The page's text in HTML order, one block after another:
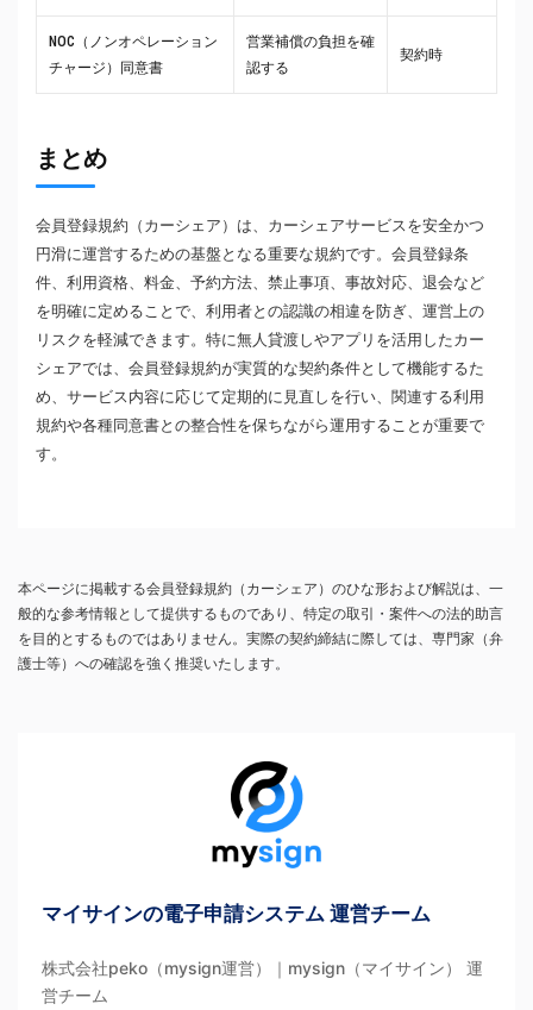
NOC（ノンオペレーション
チャージ）同意書
営業補償の負担を確
認する
契約時
まとめ
会員登録規約（カーシェア）は、カーシェアサービスを安全かつ
円滑に運営するための基盤となる重要な規約です。会員登録条
件、利用資格、料金、予約方法、禁止事項、事故対応、退会など
を明確に定めることで、利用者との認識の相違を防ぎ、運営上の
リスクを軽減できます。特に無人貸渡しやアプリを活用したカー
シェアでは、会員登録規約が実質的な契約条件として機能するた
め、サービス内容に応じて定期的に見直しを行い、関連する利用
規約や各種同意書との整合性を保ちながら運用することが重要で
す。
本ページに掲載する会員登録規約（カーシェア）のひな形および解説は、一
般的な参考情報として提供するものであり、特定の取引・案件への法的助言
を目的とするものではありません。実際の契約締結に際しては、専門家（弁
護士等）への確認を強く推奨いたします。
マイサインの電子申請システム 運営チーム
株式会社peko（mysign運営）｜mysign（マイサイン） 運
営チーム